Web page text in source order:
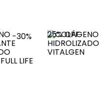
-30% 25%OFF